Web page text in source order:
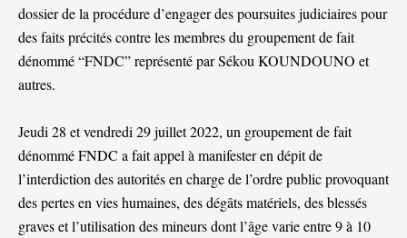
dossier de la procédure d’engager des poursuites judiciaires pour
des faits précités contre les membres du groupement de fait
dénommé “FNDC” représenté par Sékou KOUNDOUNO et
autres.
Jeudi 28 et vendredi 29 juillet 2022, un groupement de fait
dénommé FNDC a fait appel à manifester en dépit de
l’interdiction des autorités en charge de l’ordre public provoquant
des pertes en vies humaines, des dégâts matériels, des blessés
graves et l’utilisation des mineurs dont l’âge varie entre 9 à 10